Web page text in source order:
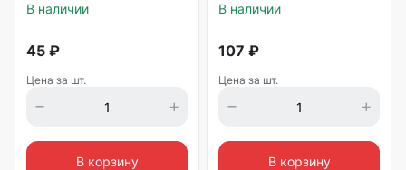
В наличии
45 ₽
Цена за шт.
В корзину
В наличии
107 ₽
Цена за шт.
В корзину